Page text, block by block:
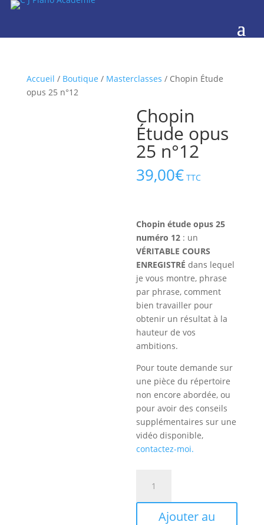
Accueil / Boutique / Masterclasses / Chopin Étude
opus 25 n°12
Chopin
Étude opus
25 n°12
39,00€ TTC
Chopin étude opus 25
numéro 12 : un
VÉRITABLE COURS
ENREGISTRÉ dans lequel
je vous montre, phrase
par phrase, comment
bien travailler pour
obtenir un résultat à la
hauteur de vos
ambitions.
Pour toute demande sur
une pièce du répertoire
non encore abordée, ou
pour avoir des conseils
supplémentaires sur une
vidéo disponible,
contactez-moi.
Chopin
Ajouter au